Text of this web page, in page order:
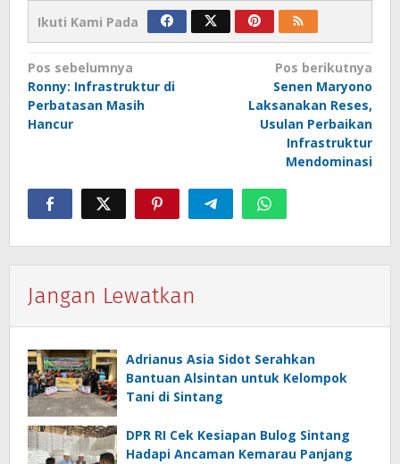
Ikuti Kami Pada
Navigasi
pos
Pos sebelumnya
Ronny: Infrastruktur di
Perbatasan Masih
Hancur
Pos berikutnya
Senen Maryono
Laksanakan Reses,
Usulan Perbaikan
Infrastruktur
Mendominasi
Jangan Lewatkan
Adrianus Asia Sidot Serahkan
Bantuan Alsintan untuk Kelompok
Tani di Sintang
DPR RI Cek Kesiapan Bulog Sintang
Hadapi Ancaman Kemarau Panjang